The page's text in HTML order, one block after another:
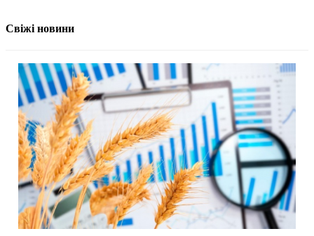
Свіжі новини